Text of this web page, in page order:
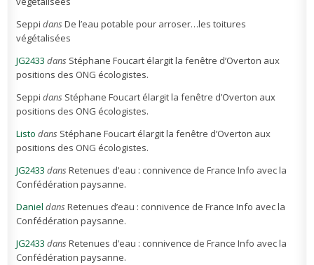
Seppi dansDe l’eau potable pour arroser…les toitures
végétalisées
JG2433 dans Stéphane Foucart élargit la fenêtre d’Overton aux
positions des ONG écologistes.
Seppi dans Stéphane Foucart élargit la fenêtre d’Overton aux
positions des ONG écologistes.
Listo dans Stéphane Foucart élargit la fenêtre d’Overton aux
positions des ONG écologistes.
JG2433 dansRetenues d’eau : connivence de France Info avec la
Confédération paysanne.
Daniel dansRetenues d’eau : connivence de France Info avec la
Confédération paysanne.
JG2433 dansRetenues d’eau : connivence de France Info avec la
Confédération paysanne.